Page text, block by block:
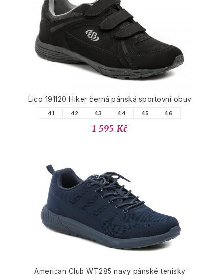
Lico 191120 Hiker černá pánská sportovní obuv
41 42 43 44 45 46
1 595 Kč
American Club WT285 navy pánské tenisky